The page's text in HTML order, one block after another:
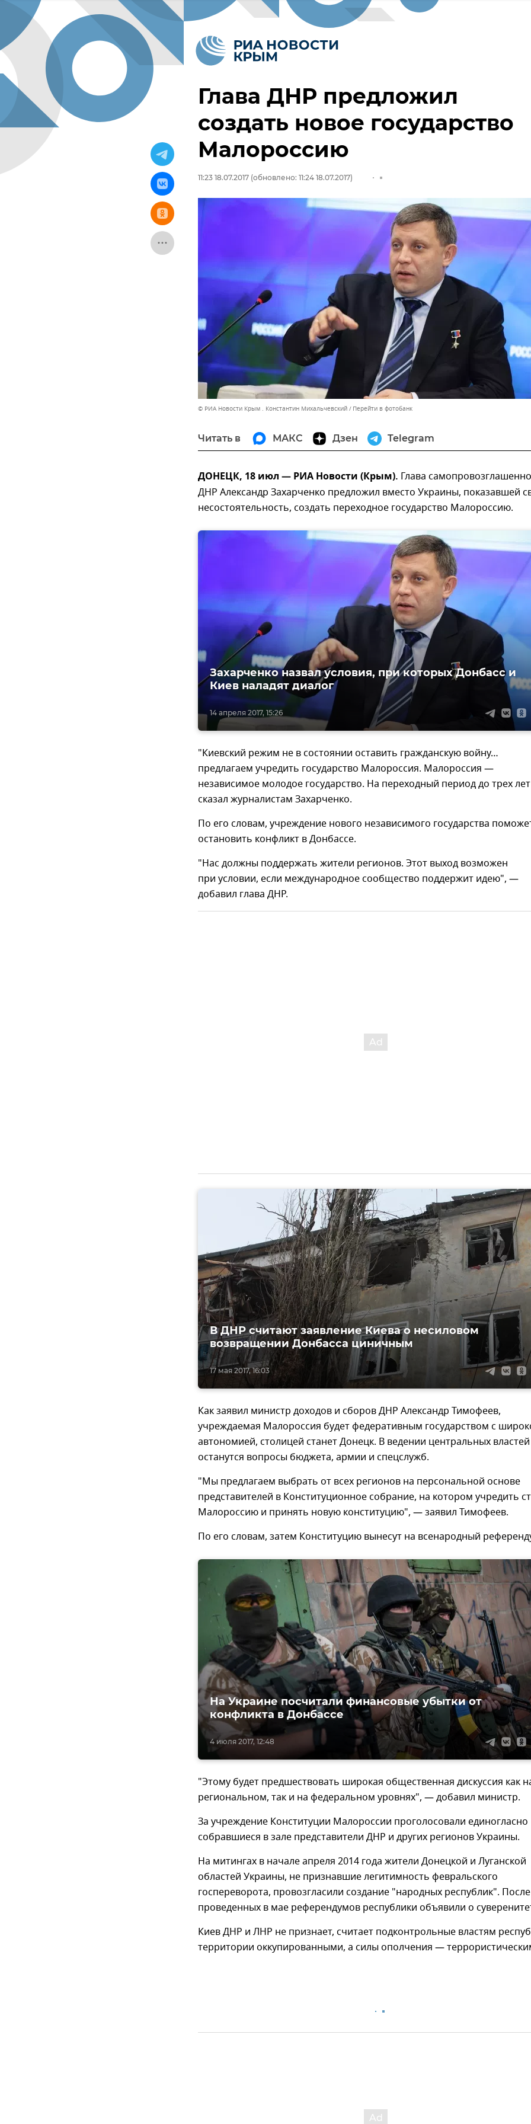
Глава ДНР предложил
создать новое государство
Малороссию
11:23 18.07.2017 (обновлено: 11:24 18.07.2017)
© РИА Новости Крым . Константин Михальчевский Перейти в фотобанк
Читать в МАКС Дзен Telegram
ДОНЕЦК, 18 июл — РИА Новости (Крым). Глава
ДНР Александр Захарченко предложил вместо Украины, показавшей
несостоятельность, создать переходное государство Малороссию.
14 апреля 2017, 15:26
Захарченко назвал условия, при которых Донбасс и
Киев наладят диалог
"Киевский режим не в состоянии оставить гражданскую войну…
предлагаем учредить государство Малороссия. Малороссия —
независимое молодое государство. На переходный период до трех
сказал журналистам Захарченко.
По его словам, учреждение нового независимого государства
остановить конфликт в Донбассе.
"Нас должны поддержать жители регионов. Этот выход возможен
при условии, если международное сообщество поддержит идею", —
добавил глава ДНР.
17 мая 2017, 16:03
В ДНР считают заявление Киева о несиловом
возвращении Донбасса циничным
Как заявил министр доходов и сборов ДНР Александр Тимофеев,
учреждаемая Малороссия будет федеративным государством с
автономией, столицей станет Донецк. В ведении центральных властей
останутся вопросы бюджета, армии и спецслужб.
"Мы предлагаем выбрать от всех регионов на персональной основе
представителей в Конституционное собрание, на котором учредить
Малороссию и принять новую конституцию", — заявил Тимофеев.
По его словам, затем Конституцию вынесут на всенародный
4 июля 2017, 12:48
На Украине посчитали финансовые убытки от
конфликта в Донбассе
"Этому будет предшествовать широкая общественная дискуссия как
региональном, так и на федеральном уровнях", — добавил министр.
За учреждение Конституции Малороссии проголосовали единогласно
собравшиеся в зале представители ДНР и других регионов Украины.
На митингах в начале апреля 2014 года жители Донецкой и Луганской
областей Украины, не признавшие легитимность февральского
госпереворота, провозгласили создание "народных республик". После
проведенных в мае референдумов республики объявили о
Киев ДНР и ЛНР не признает, считает подконтрольные властям
территории оккупированными, а силы ополчения —